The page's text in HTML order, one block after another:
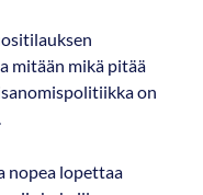
mitään mikä pitää
on
nopea lopettaa